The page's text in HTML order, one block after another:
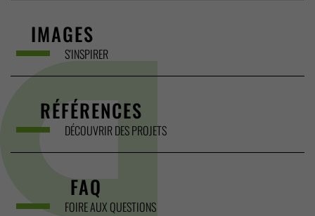
IMAGES
S'INSPIRER
RÉFÉRENCES
DÉCOUVRIR DES PROJETS
FAQ
FOIRE AUX QUESTIONS